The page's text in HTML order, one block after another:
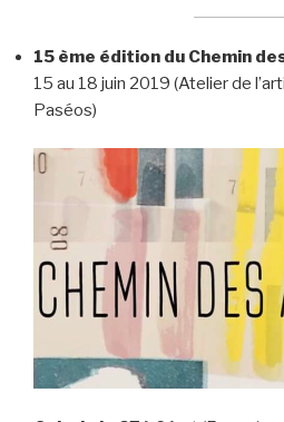
15 ème édition du Chemin
15 au 18 juin 2019 (Atelier de
Paséos)